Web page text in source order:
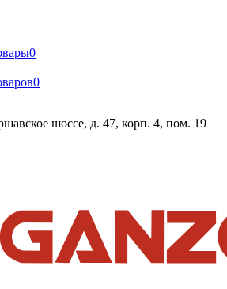
0
0
шоссе, д. 47, корп. 4, пом. 19